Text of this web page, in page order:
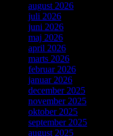
august 2026
juli 2026
juni 2026
maj 2026
april 2026
marts 2026
februar 2026
januar 2026
december 2025
november 2025
oktober 2025
september 2025
august 2025